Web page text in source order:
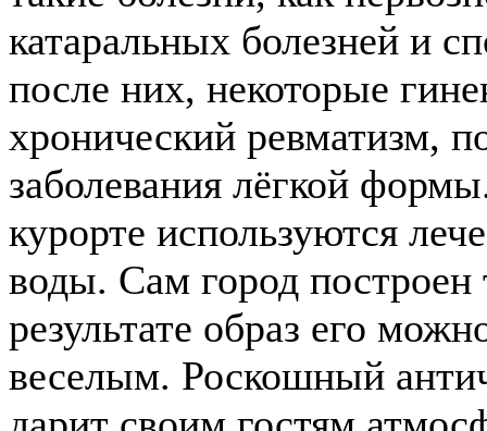
катаральных болезней и
после них, некоторые
хронический ревматизм,
заболевания лёгкой
курорте используются
воды. Сам город построен
результате образ его
веселым. Роскошный